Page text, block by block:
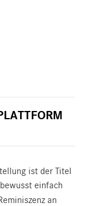
ist der Titel
einfach
an